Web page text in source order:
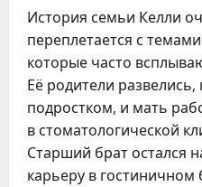
История семьи Келли
переплетается с
которые часто
Её родители развелись,
подростком, и мать
в стоматологической
Старший брат остался
карьеру в гостиничном